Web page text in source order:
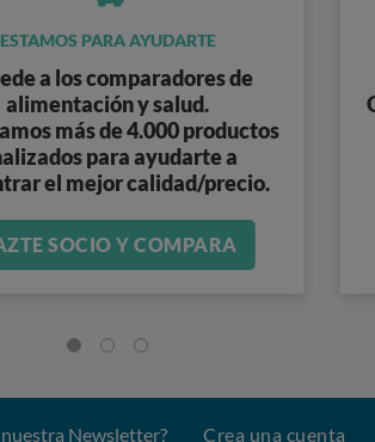
ESTAMOS PARA AYUDARTE
a loscomparadores de
alimentación y salud.
más de 4.000 productos
para ayudarte a
el mejor calidad/precio.
SOCIO Y COMPARA
Newsletter? Crea una cuenta